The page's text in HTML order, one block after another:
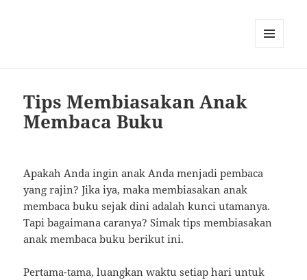
Tips Membiasakan Anak
Membaca Buku
Apakah Anda ingin anak Anda menjadi pembaca
yang rajin? Jika iya, maka membiasakan anak
membaca buku sejak dini adalah kunci utamanya.
Tapi bagaimana caranya? Simak tips membiasakan
anak membaca buku berikut ini.
Pertama-tama, luangkan waktu setiap hari untuk